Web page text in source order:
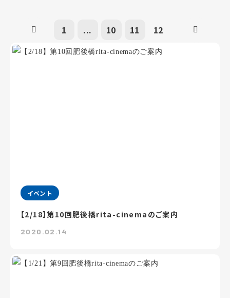
1 ... 10 11 12
イベント
【2/18】第10回肥後橋rita-cinemaのご案内
2020.02.14